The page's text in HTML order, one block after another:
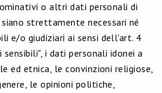
o altri dati personali di
strettamente necessari né
e/o giudiziari ai sensi dell'art. 4
i dati personali idonei a
ed etnica, le convinzioni religiose,
le opinioni politiche,